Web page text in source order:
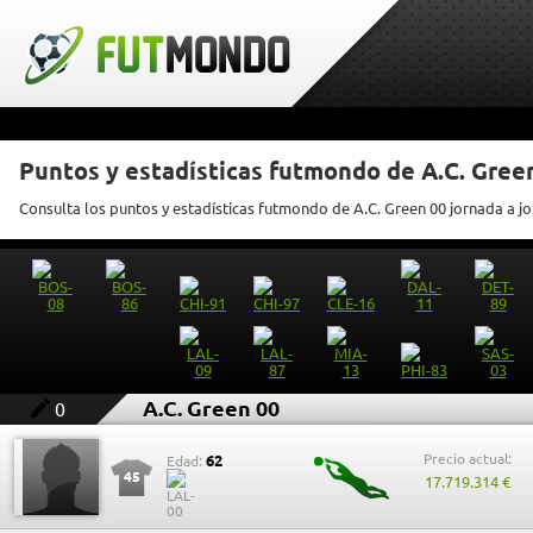
Puntos y estadísticas futmondo de A.C.
Consulta los puntos y estadísticas futmondo de A.C. Green 00 jornada a
0 A.C. Green 00
45
Edad: 62 Precio actual:
17.719.314 €